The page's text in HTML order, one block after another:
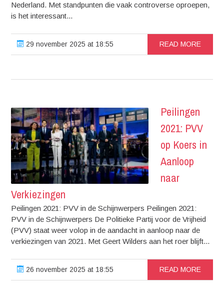
Nederland. Met standpunten die vaak controverse oproepen,
is het interessant...
29 november 2025 at 18:55 READ MORE
Peilingen
2021: PVV
op Koers in
Aanloop
naar
Verkiezingen
Peilingen 2021: PVV in de Schijnwerpers Peilingen 2021:
PVV in de Schijnwerpers De Politieke Partij voor de Vrijheid
(PVV) staat weer volop in de aandacht in aanloop naar de
verkiezingen van 2021. Met Geert Wilders aan het roer blijft...
26 november 2025 at 18:55 READ MORE